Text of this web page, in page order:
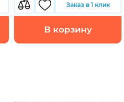
Заказ в 1 клик
В корзину